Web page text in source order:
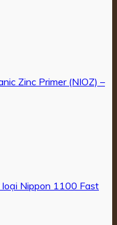
Zinc Primer (NIOZ) –
loại Nippon 1100 Fast